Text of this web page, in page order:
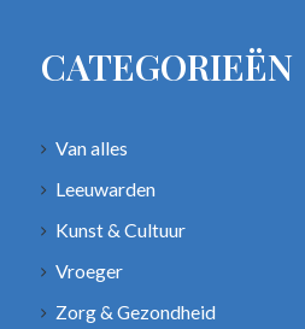
CATEGORIEËN
Van alles
Leeuwarden
Kunst & Cultuur
Vroeger
Zorg & Gezondheid